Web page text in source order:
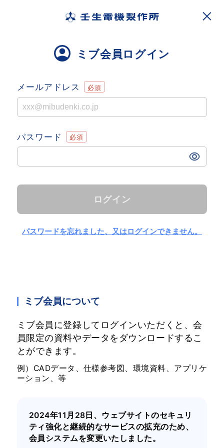
ミブ会員ログイン
メールアドレス
パスワード
ログイン
パスワードを忘れました、又はログインできません。
ミブ会員について
ミブ会員に登録してログインいただくと、会
員限定の資料やデータをダウンロードするこ
とができます。
例）CADデータ、仕様参考図、環境資料、アプリケ
ーション、等
2024年11月28日、ウェブサイトのセキュリ
ティ強化と継続的なサービスの拡充のため、
会員システムを変更いたしました。